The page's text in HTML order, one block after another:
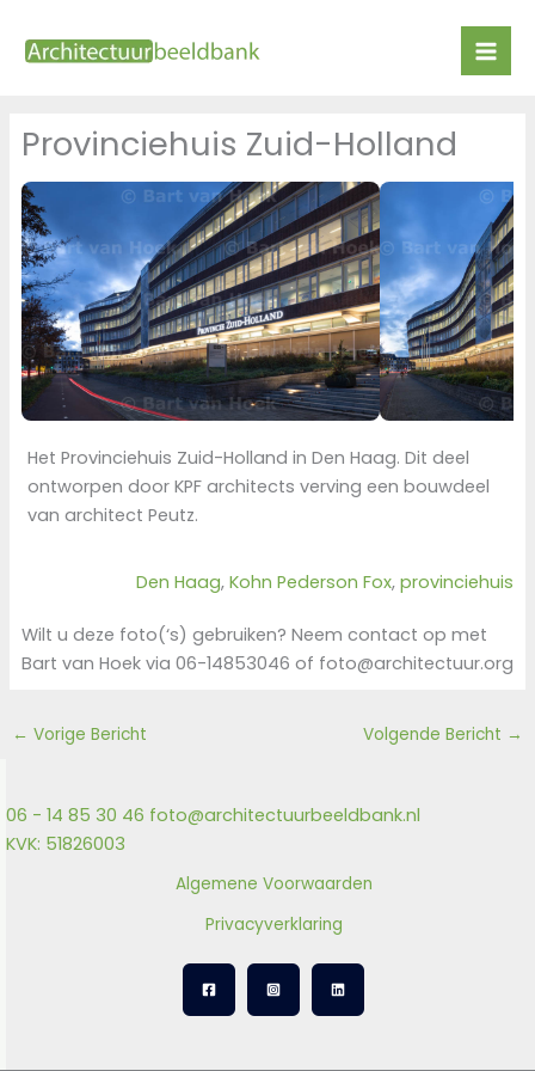
naar
Provinciehuis Zuid-Holland
Het Provinciehuis Zuid-Holland in Den Haag. Dit deel
ontworpen door KPF architects verving een bouwdeel
van architect Peutz.
Den Haag, Kohn Pederson Fox, provinciehuis
Wilt u deze foto(‘s) gebruiken? Neem contact op met
Bart van Hoek via 06-14853046 of foto@architectuur.org
← Vorige Bericht Volgende Bericht →
06 - 14 85 30 46 foto@architectuurbeeldbank.nl
KVK: 51826003
Algemene Voorwaarden
Privacyverklaring